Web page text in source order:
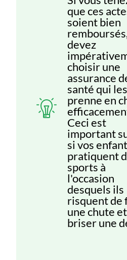
que ces
soient bien
devez
choisir une
assurance
santé qui les
prenne en
Ceci est
important
si vos
pratiquent
sports à
l'occasion
desquels ils
risquent de
une chute
briser une